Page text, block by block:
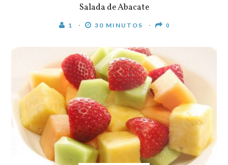
Salada de Abacate
1 30 MINUTOS 0